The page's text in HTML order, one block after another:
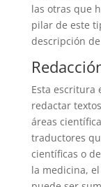
las otras que
pilar de este
descripción
Esta escritura
redactar
áreas
traductores
científicas o
la medicina,